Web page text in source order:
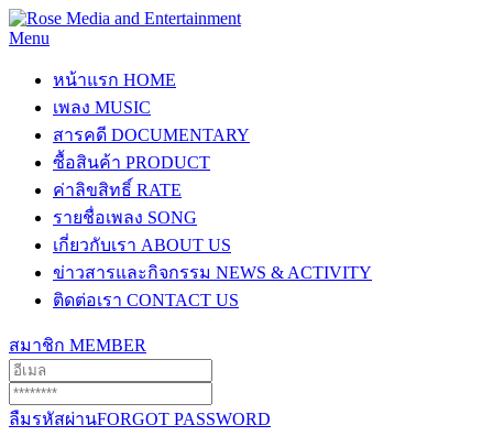
Menu
หน้าแรก HOME
เพลง MUSIC
สารคดี DOCUMENTARY
ซื้อสินค้า PRODUCT
ค่าลิขสิทธิ์ RATE
รายชื่อเพลง SONG
เกี่ยวกับเรา ABOUT US
ข่าวสารและกิจกรรม NEWS & ACTIVITY
ติดต่อเรา CONTACT US
สมาชิก MEMBER
ลืมรหัสผ่านFORGOT PASSWORD